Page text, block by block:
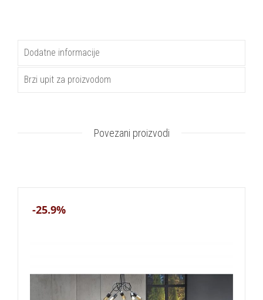
Dodatne informacije
Brzi upit za proizvodom
Povezani proizvodi
-25.9%